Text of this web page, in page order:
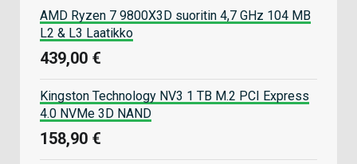
AMD Ryzen 7 9800X3D suoritin 4,7 GHz 104 MB
L2 & L3 Laatikko
439,00 €
Kingston Technology NV3 1 TB M.2 PCI Express
4.0 NVMe 3D NAND
158,90 €